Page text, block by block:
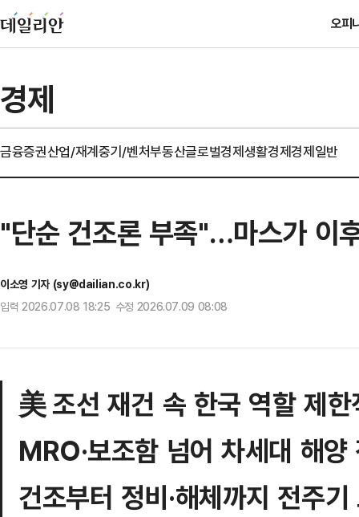
오피
경제
금융증권산업/재계중기/벤처부동산글로벌경제생활경제경제일반
"단순 건조론 부족"…마스가 이
이소영 기자 (sy@dailian.co.kr)
입력 2026.07.08 18:25 수정 2026.07.09 08:08
美 조선 재건 속 한국 역할 제한
MRO·보조함 넘어 차세대 해양
건조부터 정비·해체까지 전주